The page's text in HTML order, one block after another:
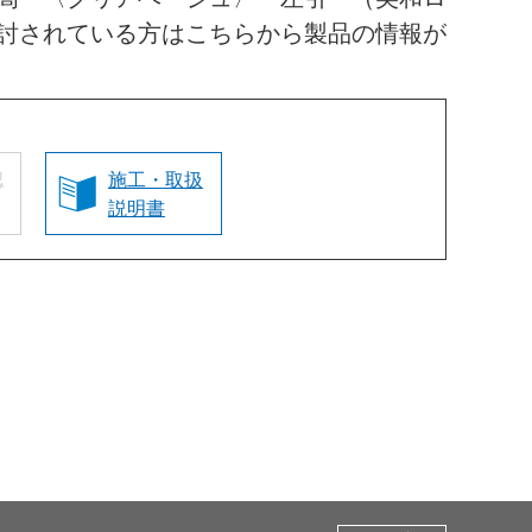
れている方はこちらから製品の情報が
施工・取扱
説明書